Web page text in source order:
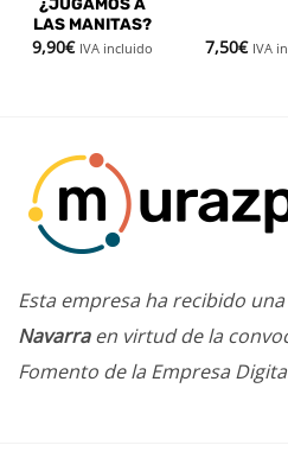
LAS MANITAS?
9,90€ IVA incluido 7,50€ IVA
Esta empresa ha recibido
Navarraen virtud de la
Fomento de la Empresa